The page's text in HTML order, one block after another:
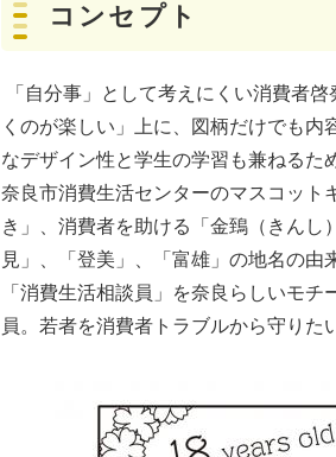
コンセプト
「自分事」として考えにくい消費者
くのが楽しい」上に、図柄だけでも
なデザイン性と学生の学習も兼ねるた
奈良市消費生活センターのマスコット
き」、消費者を助ける「金鵄（きん
見」、「登美」、「富雄」の地名の
「消費生活相談員」を奈良らしいモ
員。若者を消費者トラブルから守りた